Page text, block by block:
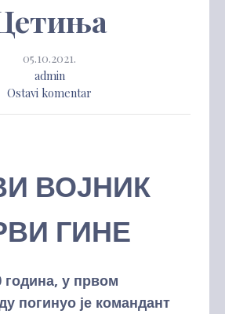
05.10.2021.
admin
Ostavi komentar
ВОЈНИК
ГИНЕ
у првом
погинуо је командант